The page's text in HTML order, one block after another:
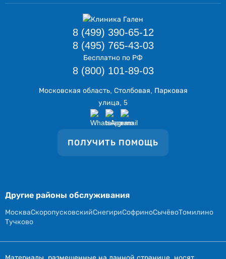
8 (499) 390-65-12
8 (495) 765-43-03
Бесплатно по РФ
8 (800) 101-89-03
ПОЛУЧИТЬ ПОМОЩЬ
Московская область, Столбовая, Парковая
улица, 5
Другие районы обслуживания
МоскваСкоропусковскийСнегириСофриноСычёвоТомилино
Тучково